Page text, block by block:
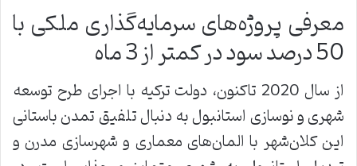
معرفی پروژه‌های سرمایه‌گذاری ملکی با
50 درصد سود در کمتر از 3 ماه
از سال 2020 تاکنون، دولت ترکیه با اجرای طرح توسعه
شهری و نوسازی استانبول به‌ دنبال تلفیق تمدن باستانی
این کلان‌شهر با المان‌های معماری و شهرسازی مدرن و